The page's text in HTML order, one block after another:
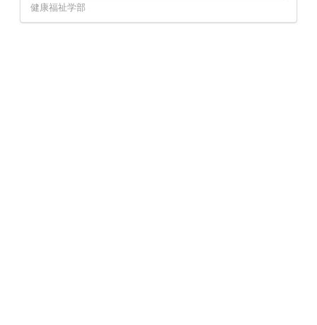
健康福祉学部